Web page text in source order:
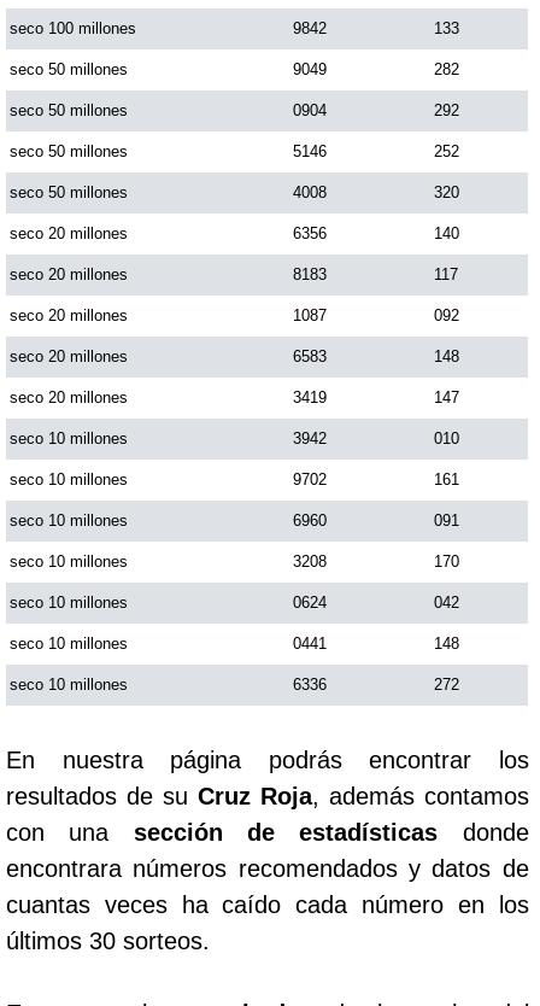
Dorado Tarde
Dorado Noche
Fantástica Día
Fantástica Noche
Motilon Tarde
Motilon Noche
Paisita Día
Paisita Noche
Paisita 3
Pick 3 Día
Pick 3 Noche
seco 100 millones 9842 133
seco 50 millones 9049 282
seco 50 millones 0904 292
seco 50 millones 5146 252
seco 50 millones 4008 320
seco 20 millones 6356 140
seco 20 millones 8183 117
seco 20 millones 1087 092
seco 20 millones 6583 148
seco 20 millones 3419 147
seco 10 millones 3942 010
seco 10 millones 9702 161
seco 10 millones 6960 091
seco 10 millones 3208 170
seco 10 millones 0624 042
seco 10 millones 0441 148
seco 10 millones 6336 272
En nuestra página podrás encontrar los
resultados de su Cruz Roja, además contamos
con una sección de estadísticas donde
encontrara números recomendados y datos de
cuantas veces ha caído cada número en los
últimos 30 sorteos.